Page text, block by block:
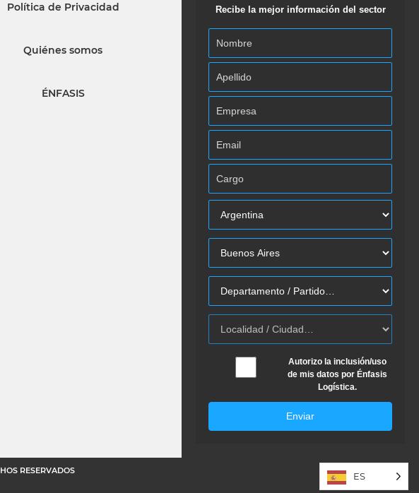
Política de Privacidad
Quiénes somos
ÉNFASIS
Recibe la mejor información del sector
Autorizo la inclusión/uso
de mis datos por Énfasis
Logística.
Enviar
RESERVADOS ES